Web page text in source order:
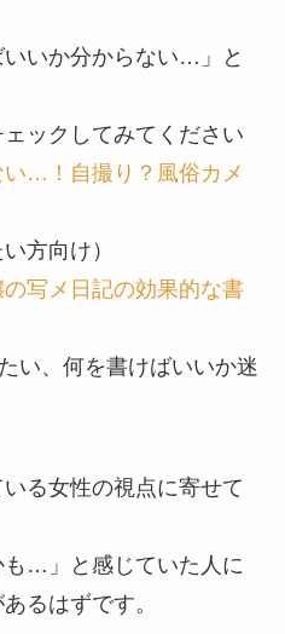
いか分からない…」と
ックしてみてください
…！自撮り？風俗カメ
方向け）
写メ日記の効果的な書
い、何を書けばいいか迷
る女性の視点に寄せて
も…」と感じていた人に
るはずです。